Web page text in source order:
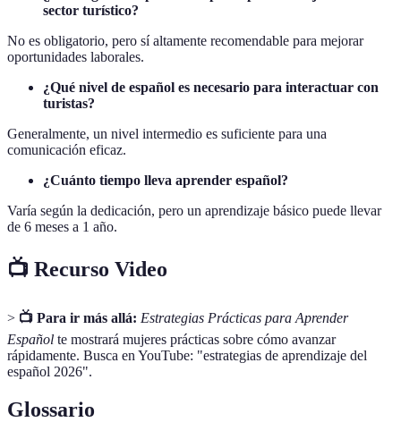
sector turístico?
No es obligatorio, pero sí altamente recomendable para mejorar
oportunidades laborales.
¿Qué nivel de español es necesario para interactuar con
turistas?
Generalmente, un nivel intermedio es suficiente para una
comunicación eficaz.
¿Cuánto tiempo lleva aprender español?
Varía según la dedicación, pero un aprendizaje básico puede llevar
de 6 meses a 1 año.
📺 Recurso Video
> 📺 Para ir más allá: Estrategias Prácticas para Aprender
Español te mostrará mujeres prácticas sobre cómo avanzar
rápidamente. Busca en YouTube: "estrategias de aprendizaje del
español 2026".
Glossario